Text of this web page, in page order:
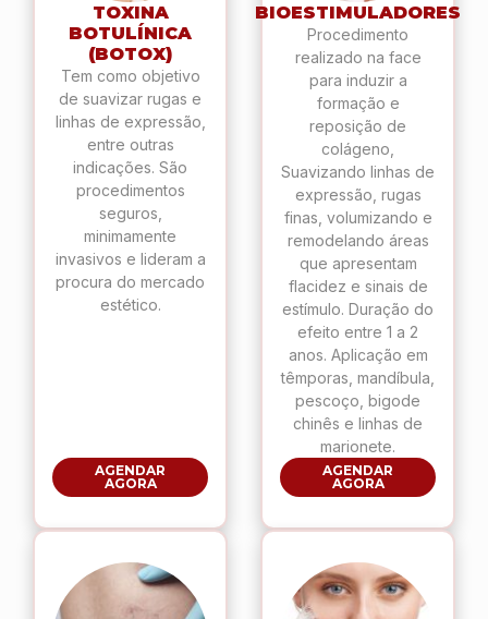
TOXINA
BOTULÍNICA
(BOTOX)
Tem como objetivo
de suavizar rugas e
linhas de expressão,
entre outras
indicações. São
procedimentos
seguros,
minimamente
invasivos e lideram a
procura do mercado
estético.
AGENDAR
AGORA
BIOESTIMULADORES
Procedimento
realizado na face
para induzir a
formação e
reposição de
colágeno,
Suavizando linhas de
expressão, rugas
finas, volumizando e
remodelando áreas
que apresentam
flacidez e sinais de
estímulo. Duração do
efeito entre 1 a 2
anos. Aplicação em
têmporas, mandíbula,
pescoço, bigode
chinês e linhas de
marionete.
AGENDAR
AGORA